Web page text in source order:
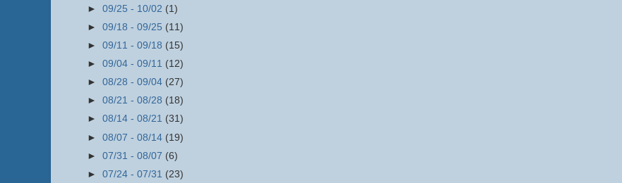
► 09/25 - 10/02 (1)
► 09/18 - 09/25 (11)
► 09/11 - 09/18 (15)
► 09/04 - 09/11 (12)
► 08/28 - 09/04 (27)
► 08/21 - 08/28 (18)
► 08/14 - 08/21 (31)
► 08/07 - 08/14 (19)
► 07/31 - 08/07 (6)
► 07/24 - 07/31 (23)